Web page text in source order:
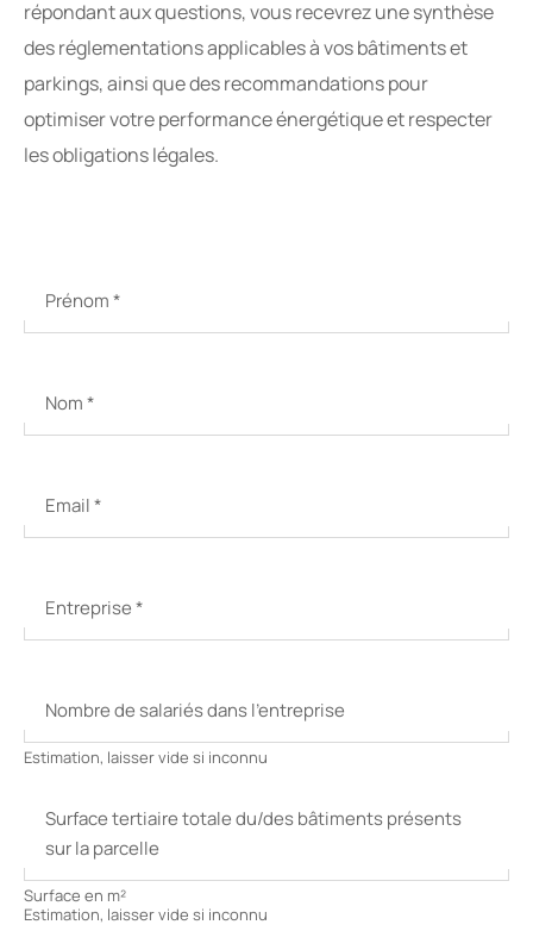
répondant aux questions, vous recevrez une synthèse
des réglementations applicables à vos bâtiments et
parkings, ainsi que des recommandations pour
optimiser votre performance énergétique et respecter
les obligations légales.
Prénom*
Nom*
Email*
Entreprise*
Nombre de salariés dans l’entreprise
Estimation, laisser vide si inconnu
Surface tertiaire totale du/des bâtiments présents
sur la parcelle
Surface en m²
Estimation, laisser vide si inconnu